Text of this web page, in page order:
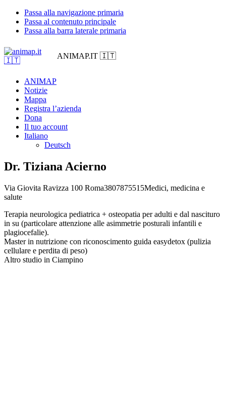
Passa alla navigazione primaria
Passa al contenuto principale
Passa alla barra laterale primaria
ANIMAP.IT 🇮🇹
ANIMAP
Notizie
Mappa
Registra l’azienda
Dona
Il tuo account
Italiano
Deutsch
Dr. Tiziana Acierno
Via Giovita Ravizza 100 Roma3807875515Medici, medicina e
salute
Terapia neurologica pediatrica + osteopatia per adulti e dal nascituro
in su (particolare attenzione alle asimmetrie posturali infantili e
plagiocefalie).
Master in nutrizione con riconoscimento guida easydetox (pulizia
cellulare e perdita di peso)
Altro studio in Ciampino